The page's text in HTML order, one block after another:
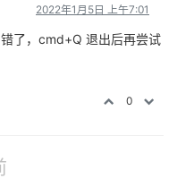
2022年1月5日 上午7:01
了，cmd+Q 退出后再尝试
0